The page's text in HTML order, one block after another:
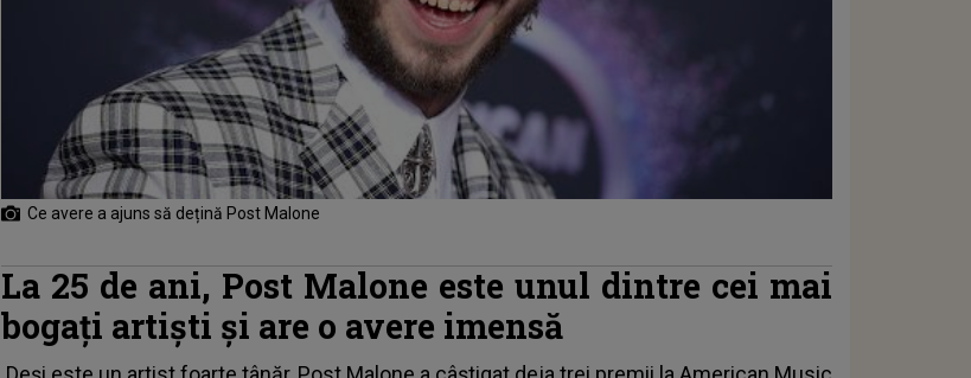
Ce avere a ajuns să dețină Post Malone
La 25 de ani, Post Malone este unul dintre cei mai
bogaţi artişti şi are o avere imensă